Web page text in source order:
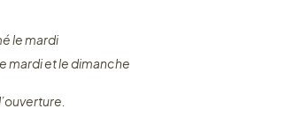
le mardi
mardi et le dimanche